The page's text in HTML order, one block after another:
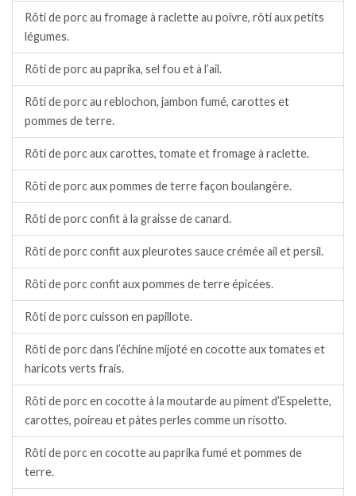
Rôti de porc au fromage à raclette au poivre, rôti aux petits
légumes.
Rôti de porc au paprika, sel fou et à l’ail.
Rôti de porc au reblochon, jambon fumé, carottes et
pommes de terre.
Rôti de porc aux carottes, tomate et fromage à raclette.
Rôti de porc aux pommes de terre façon boulangère.
Rôti de porc confit à la graisse de canard.
Rôti de porc confit aux pleurotes sauce crémée ail et persil.
Rôti de porc confit aux pommes de terre épicées.
Rôti de porc cuisson en papillote.
Rôti de porc dans l’échine mijoté en cocotte aux tomates et
haricots verts frais.
Rôti de porc en cocotte à la moutarde au piment d’Espelette,
carottes, poireau et pâtes perles comme un risotto.
Rôti de porc en cocotte au paprika fumé et pommes de
terre.